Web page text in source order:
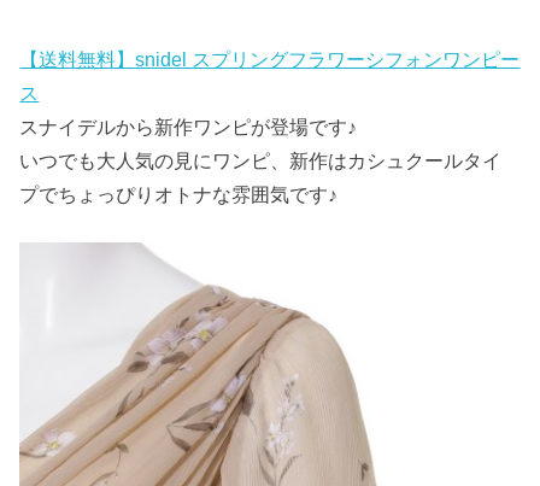
【送料無料】snidel スプリングフラワーシフォンワンピー
ス
スナイデルから新作ワンピが登場です♪
いつでも大人気の見にワンピ、新作はカシュクールタイ
プでちょっぴりオトナな雰囲気です♪